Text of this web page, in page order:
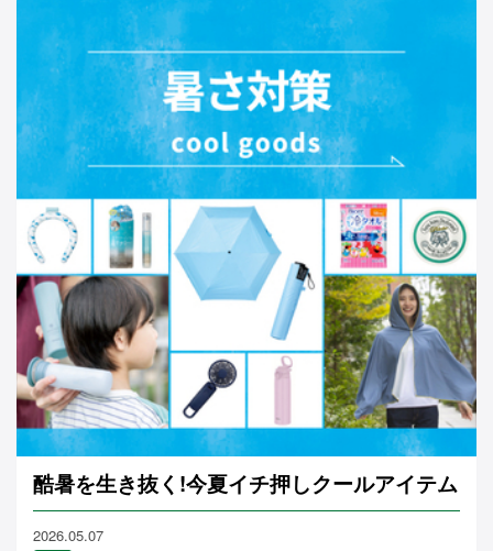
酷暑を生き抜く!今夏イチ押しクールアイテム
2026.05.07